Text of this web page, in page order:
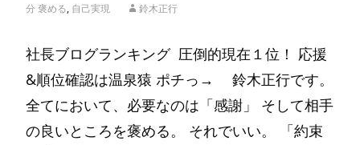
分 褒める, 自己実現 鈴木正行
社長ブログランキング 圧倒的現在１位！ 応援
&順位確認は温泉猿 ポチっ→ 鈴木正行です。
全てにおいて、必要なのは「感謝」 そして相手
の良いところを褒める。 それでいい。 「約束